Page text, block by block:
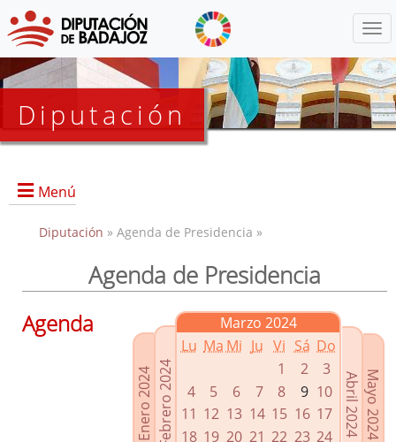
Diputación
Menú
Presidencia
Grupos Políticos
Enlaces relacionados
Agenda de Presidencia
Diputación » Agenda de Presidencia »
Agenda de Presidencia
Enero 2024Febrero 2024
Marzo 2024
Lu Ma Mi Ju Vi Sá Do
1
2
3
4
5 6 7 8 9 10
11 12 13 14 15 16 17
18 19 20 21 22 23 24
Mayo 2024
Abril 2024
Agenda